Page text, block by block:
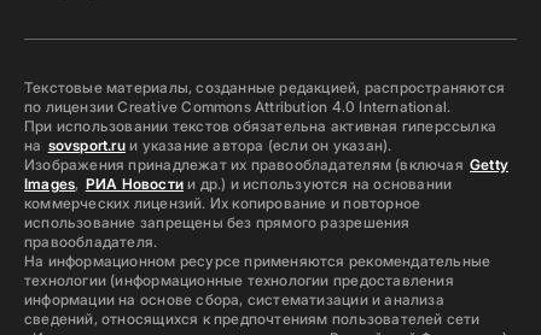
Текстовые материалы, созданные редакцией, распространяются
по лицензии Creative Commons Attribution 4.0 International.
При использовании текстов обязательна активная гиперссылка
на sovsport.ruи указание автора (если он указан).
Изображения принадлежат их правообладателям (включая Getty
Images, РИА Новостии др.) и используются на основании
коммерческих лицензий. Их копирование и повторное
использование запрещены без прямого разрешения
правообладателя.
На информационном ресурсе применяются рекомендательные
технологии (информационные технологии предоставления
информации на основе сбора, систематизации и анализа
сведений, относящихся к предпочтениям пользователей сети